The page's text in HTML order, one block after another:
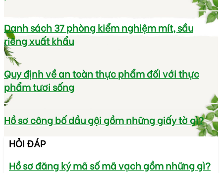
Danh sách 37 phòng kiểm nghiệm mít, sầu
riêng xuất khẩu
Quy định về an toàn thực phẩm đối với thực
phẩm tươi sống
Hồ sơ công bố dầu gội gồm những giấy tờ gì?
HỎI ĐÁP
Hồ sơ đăng ký mã số mã vạch gồm những gì?